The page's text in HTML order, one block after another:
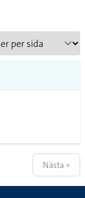
Nästa »